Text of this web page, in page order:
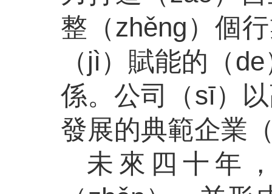
整（zhěng）個
（jì）賦能的（
係。公司（sī）
發展的典範企業
未來四十年